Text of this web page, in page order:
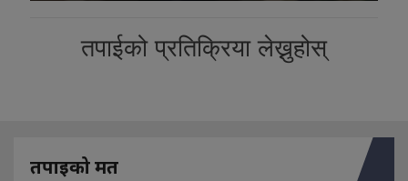
तपाईको प्रतिक्रिया लेख्नुहोस्
तपाइको मत